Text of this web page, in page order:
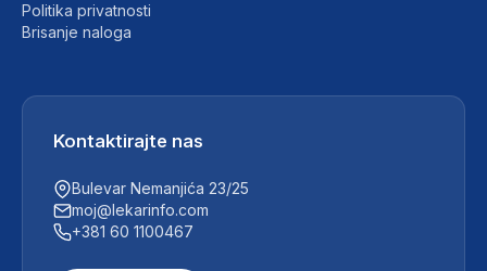
Politika privatnosti
Brisanje naloga
Kontaktirajte nas
Bulevar Nemanjića 23/25
moj@lekarinfo.com
+381 60 1100467